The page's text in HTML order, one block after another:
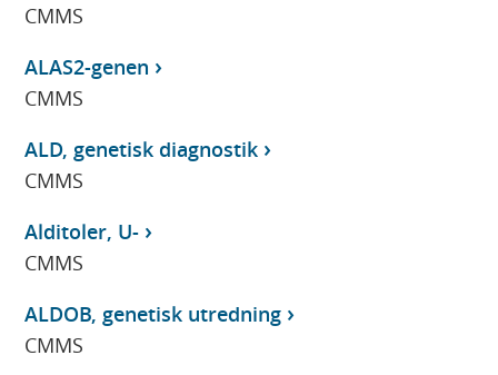
CMMS
ALAS2-genen
CMMS
ALD, genetisk diagnostik
CMMS
Alditoler, U-
CMMS
ALDOB, genetisk utredning
CMMS